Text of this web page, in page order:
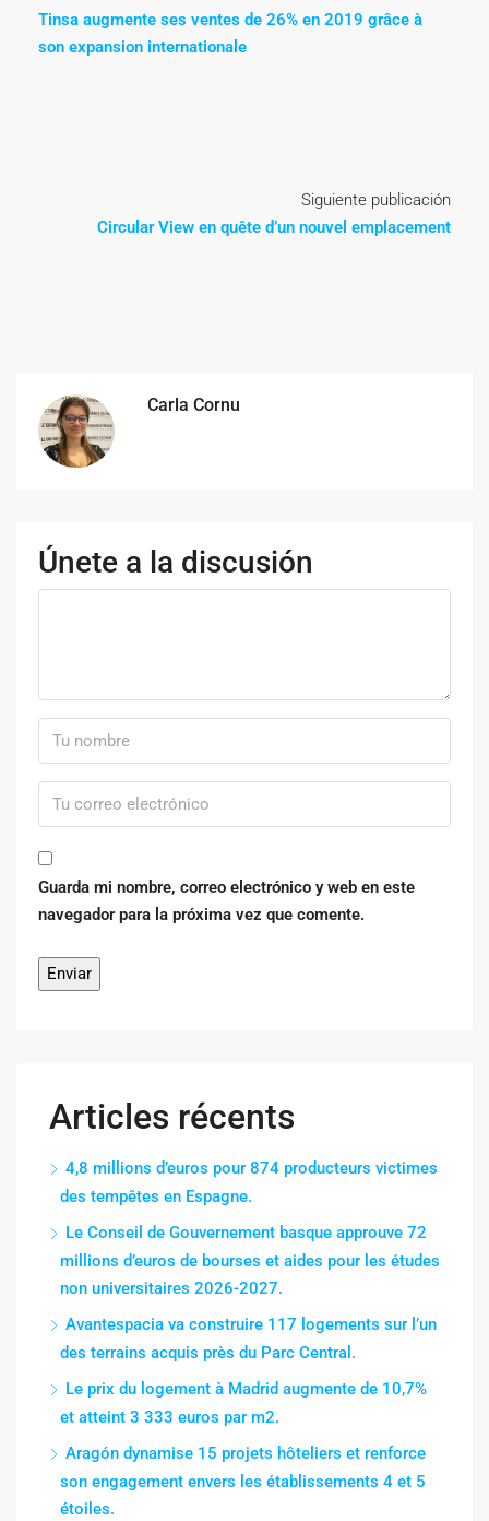
Tinsa augmente ses ventes de 26% en 2019 grâce à
son expansion internationale
Siguiente publicación
Circular View en quête d’un nouvel emplacement
Carla Cornu
Únete a la discusión
Guarda mi nombre, correo electrónico y web en este
navegador para la próxima vez que comente.
Articles récents
4,8 millions d’euros pour 874 producteurs victimes
des tempêtes en Espagne.
Le Conseil de Gouvernement basque approuve 72
millions d’euros de bourses et aides pour les études
non universitaires 2026-2027.
Avantespacia va construire 117 logements sur l’un
des terrains acquis près du Parc Central.
Le prix du logement à Madrid augmente de 10,7%
et atteint 3 333 euros par m2.
Aragón dynamise 15 projets hôteliers et renforce
son engagement envers les établissements 4 et 5
étoiles.